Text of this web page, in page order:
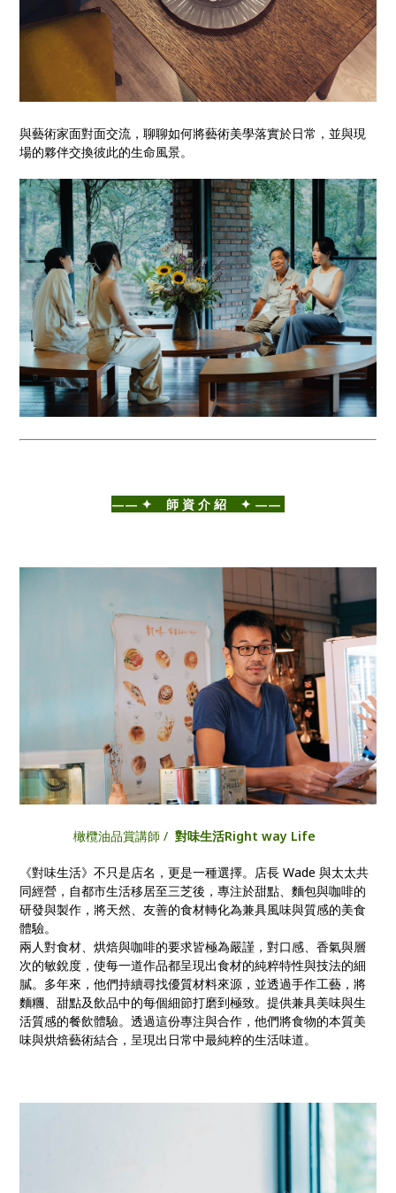
與藝術家面對面交流，聊聊如何將藝術美學落實於日常，並與現
場的夥伴交換彼此的生命風景。
——⁣ ✦ 師 資 介 紹 ✦ ——⁣
橄欖油品賞講師 / 對味生活Right way Life
《對味生活》不只是店名，更是一種選擇。店長 Wade 與太太共
同經營，自都市生活移居至三芝後，專注於甜點、麵包與咖啡的
研發與製作，將天然、友善的食材轉化為兼具風味與質感的美食
體驗。
兩人對食材、烘焙與咖啡的要求皆極為嚴謹，對口感、香氣與層
次的敏銳度，使每一道作品都呈現出食材的純粹特性與技法的細
膩。多年來，他們持續尋找優質材料來源，並透過手作工藝，將
麵糰、甜點及飲品中的每個細節打磨到極致。提供兼具美味與生
活質感的餐飲體驗。透過這份專注與合作，他們將食物的本質美
味與烘焙藝術結合，呈現出日常中最純粹的生活味道。